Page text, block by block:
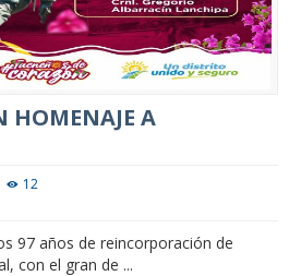
HOMENAJE A
12
97 años de reincorporación de
con el gran de ...